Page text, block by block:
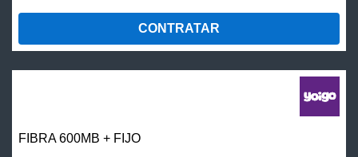
CONTRATAR
FIBRA 600MB + FIJO